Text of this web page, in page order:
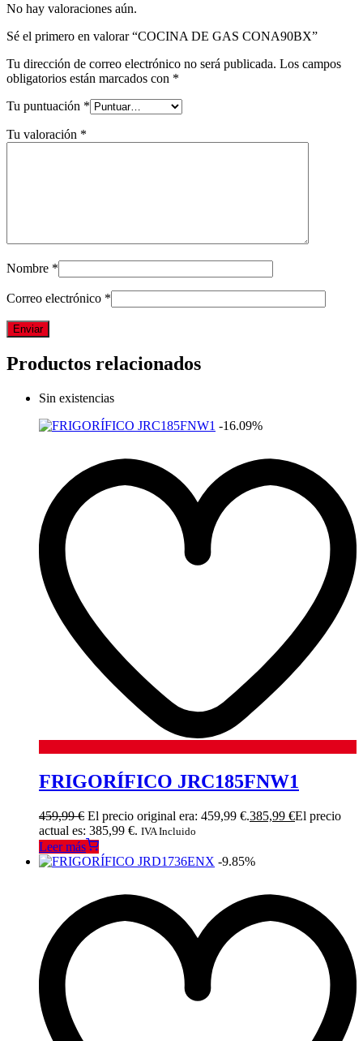
No hay valoraciones aún.
Sé el primero en valorar “COCINA DE GAS CONA90BX”
Tu dirección de correo electrónico no será publicada. Los campos
obligatorios están marcados con *
Tu puntuación *
Tu valoración *
Nombre *
Correo electrónico *
Productos relacionados
Sin existencias
-16.09%
FRIGORÍFICO JRC185FNW1
459,99€ El precio original era: 459,99 €.385,99 €El precio
actual es: 385,99 €. IVA Incluido
Leer más
-9.85%